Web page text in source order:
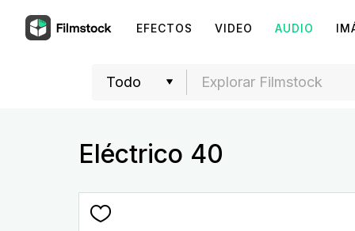
EFECTOS VIDEO AUDIO
Eléctrico 40